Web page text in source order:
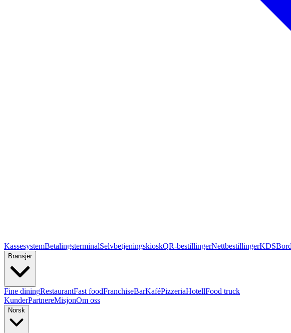
KassesystemBetalingsterminalSelvbetjeningskioskQR-bestillingerNettbestillingerKDS
Bransjer
Fine diningRestaurantFast foodFranchiseBarKaféPizzeriaHotellFood truck
KunderPartnereMisjonOm oss
Norsk